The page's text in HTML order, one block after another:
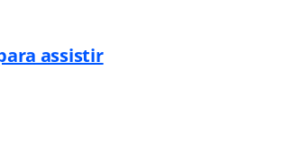
assistir